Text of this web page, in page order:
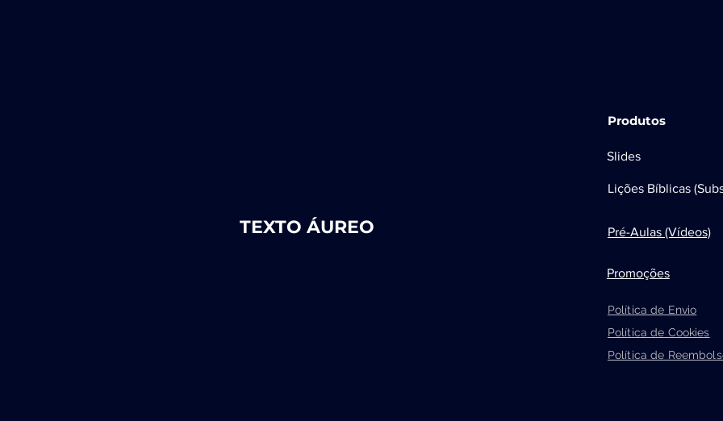
TEXTO ÁUREO
Produtos
Slides
Lições Bíblicas
Pré-Aulas (Vídeos)
Promoções
Política de Envio
Política de Cookies
Política de